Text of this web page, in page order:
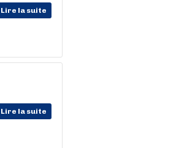
Lire la suite
Lire la suite